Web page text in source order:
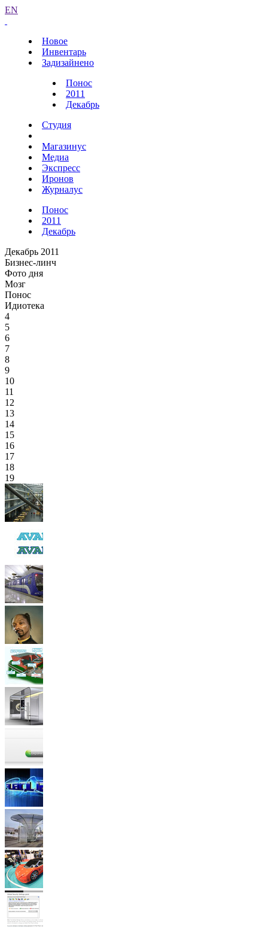
EN
Новое
Инвентарь
Задизайнено
Понос
2011
Декабрь
Студия
Магазинус
Медиа
Экспресс
Иронов
Журналус
Понос
2011
Декабрь
Декабрь 2011
Бизнес-линч
Фото дня
Мозг
Понос
Идиотека
4
5
6
7
8
9
10
11
12
13
14
15
16
17
18
19